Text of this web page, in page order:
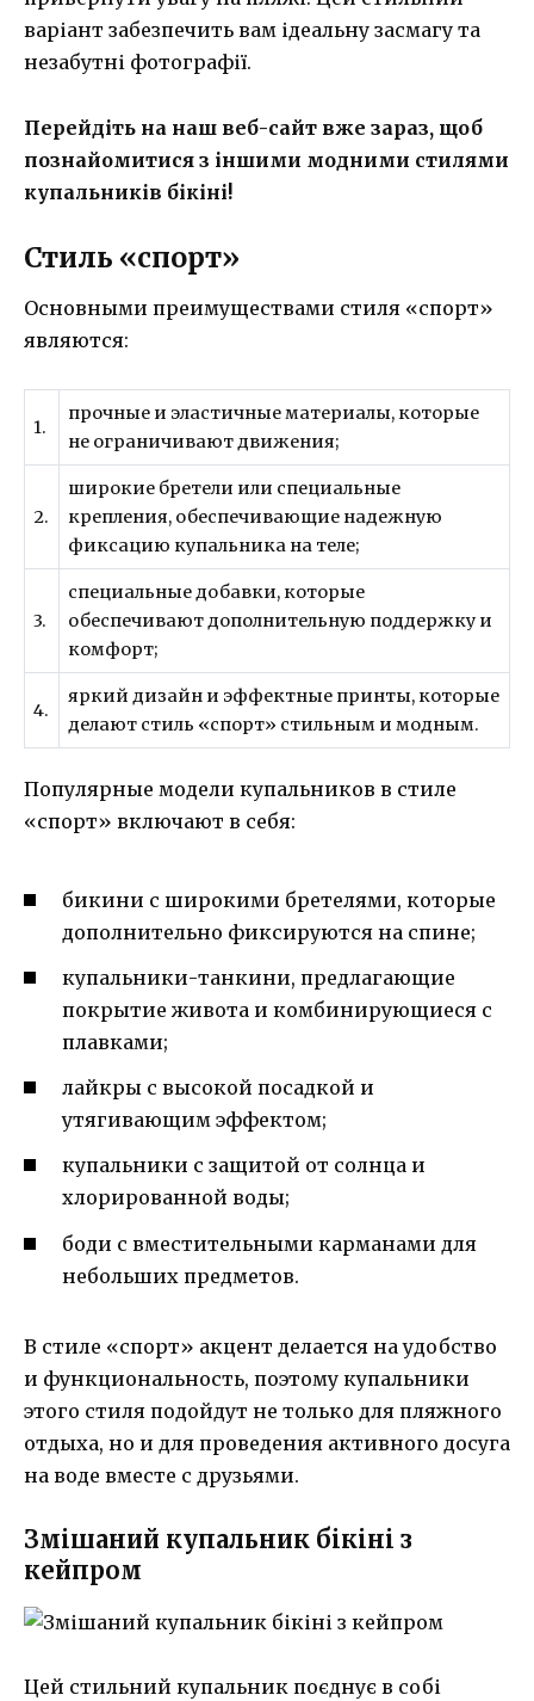
варіант забезпечить вам ідеальну засмагу та
незабутні фотографії.
Перейдіть на наш веб-сайт вже зараз, щоб
познайомитися з іншими модними стилями
купальників бікіні!
Стиль «спорт»
Основными преимуществами стиля «спорт»
являются:
1.
прочные и эластичные материалы, которые
не ограничивают движения;
2.
широкие бретели или специальные
крепления, обеспечивающие надежную
фиксацию купальника на теле;
3.
специальные добавки, которые
обеспечивают дополнительную поддержку и
комфорт;
4.
яркий дизайн и эффектные принты, которые
делают стиль «спорт» стильным и модным.
Популярные модели купальников в стиле
«спорт» включают в себя:
бикини с широкими бретелями, которые
дополнительно фиксируются на спине;
купальники-танкини, предлагающие
покрытие живота и комбинирующиеся с
плавками;
лайкры с высокой посадкой и
утягивающим эффектом;
купальники с защитой от солнца и
хлорированной воды;
боди с вместительными карманами для
небольших предметов.
В стиле «спорт» акцент делается на удобство
и функциональность, поэтому купальники
этого стиля подойдут не только для пляжного
отдыха, но и для проведения активного досуга
на воде вместе с друзьями.
Змішаний купальник бікіні з
кейпром
Цей стильний купальник поєднує в собі